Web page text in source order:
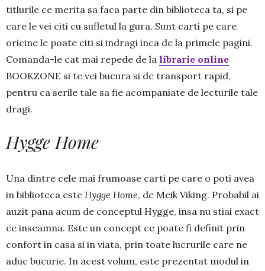
titlurile ce merita sa faca parte din biblioteca ta, si pe
care le vei citi cu sufletul la gura. Sunt carti pe care
oricine le poate citi si indragi inca de la primele pagini.
Comanda-le cat mai repede de la librarie online
BOOKZONE si te vei bucura si de transport rapid,
pentru ca serile tale sa fie acompaniate de lecturile tale
dragi.
Hygge Home
Una dintre cele mai frumoase carti pe care o poti avea
in biblioteca este Hygge Home, de Meik Viking. Probabil ai
auzit pana acum de conceptul Hygge, insa nu stiai exact
ce inseamna. Este un concept ce poate fi definit prin
confort in casa si in viata, prin toate lucrurile care ne
aduc bucurie. In acest volum, este prezentat modul in